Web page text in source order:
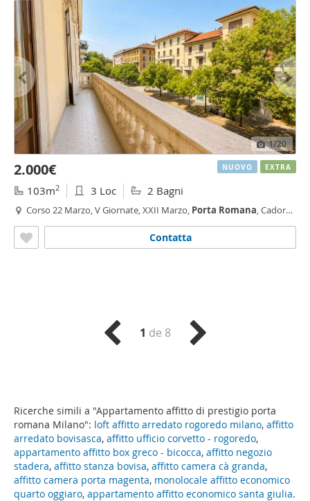
Ricerche simili a "Appartamento affitto di prestigio porta
romana Milano": loft affitto arredato rogoredo milano, affitto
arredato bovisasca, affitto ufficio corvetto - rogoredo,
appartamento affitto box greco - bicocca, affitto negozio
stadera, affitto stanza bovisa, affitto camera cà granda,
affitto camera porta magenta, monolocale affitto economico
quarto oggiaro, appartamento affitto economico santa giulia.
1/20
2.000€
103m2 3 Loc 2 Bagni
Corso 22 Marzo, V Giornate, XXII Marzo, Porta Romana, Cadore,
Contatta
NUOVO EXTRA
1 de 8